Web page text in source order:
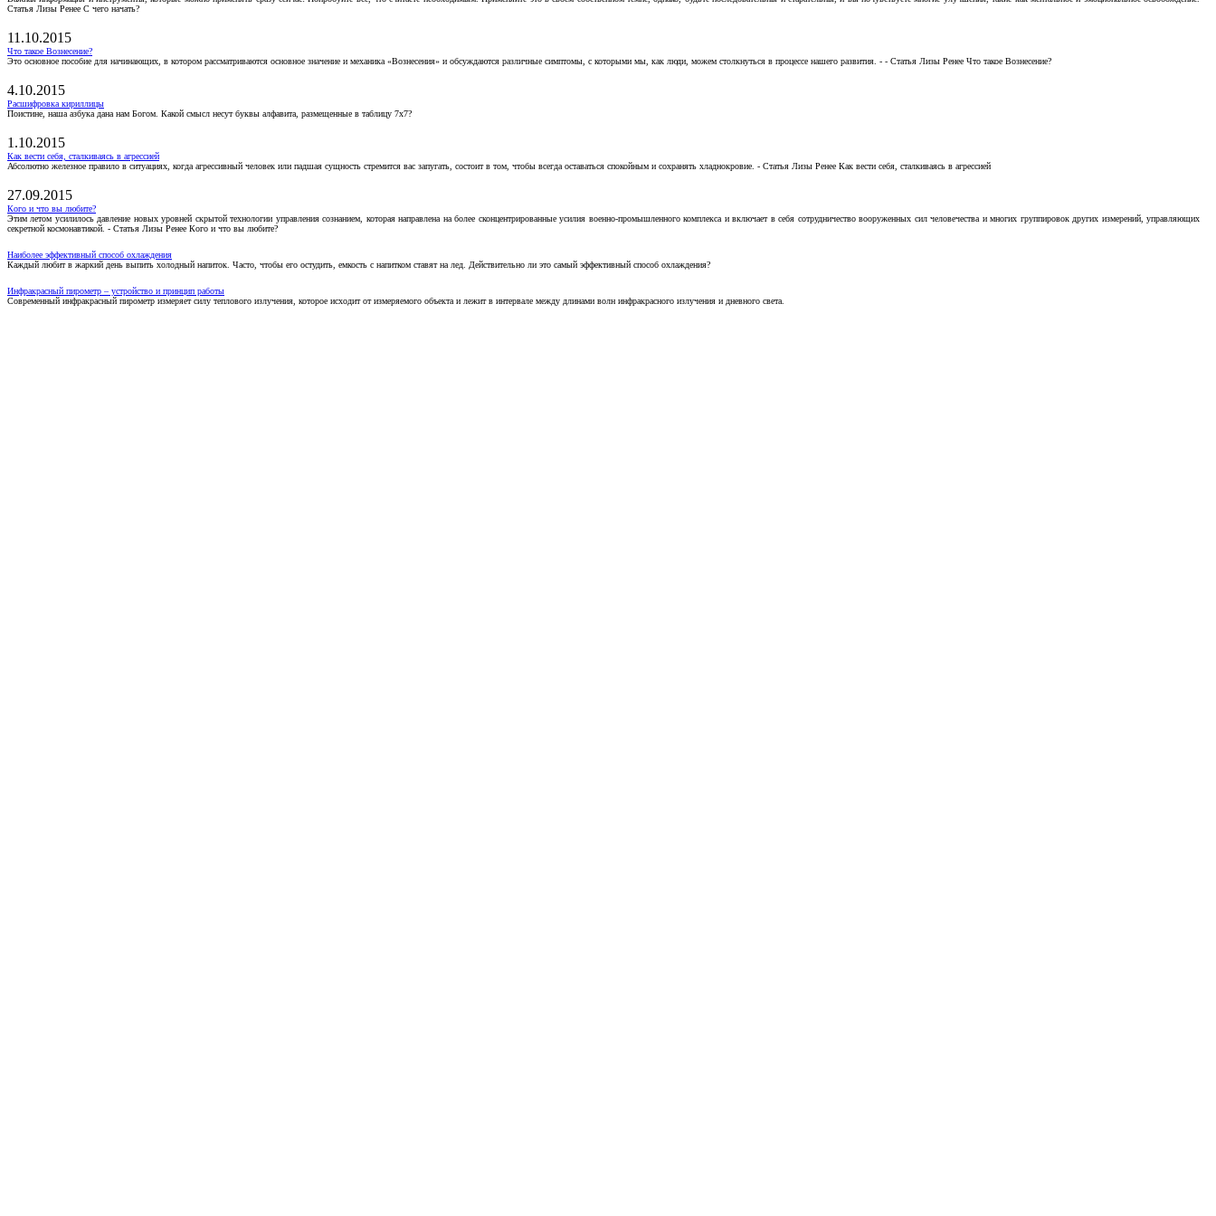
Статья Лизы Ренее С чего начать?
11.10.2015
Что такое Вознесение?
Это основное пособие для начинающих, в котором рассматриваются основное значение и механика «Вознесения» и обсуждаются различные симптомы, с которыми мы, как люди, можем столкнуться в процессе нашего развития. - - Статья Лизы Ренее Что такое Вознесение?
4.10.2015
Расшифровка кириллицы
Поистине, наша азбука дана нам Богом. Какой смысл несут буквы алфавита, размещенные в таблицу 7х7?
1.10.2015
Как вести себя, сталкиваясь в агрессией
Абсолютно железное правило в ситуациях, когда агрессивный человек или падшая сущность стремится вас запугать, состоит в том, чтобы всегда оставаться спокойным и сохранять хладнокровие. - Статья Лизы Ренее Как вести себя, сталкиваясь в агрессией
27.09.2015
Кого и что вы любите?
Этим летом усилилось давление новых уровней скрытой технологии управления сознанием, которая направлена на более сконцентрированные усилия военно-промышленного комплекса и включает в себя сотрудничество вооруженных сил человечества и многих группировок других измерений, управляющих
секретной космонавтикой. - Статья Лизы Ренее Кого и что вы любите?
Наиболее эффективный способ охлаждения
Каждый любит в жаркий день выпить холодный напиток. Часто, чтобы его остудить, емкость с напитком ставят на лед. Действительно ли это самый эффективный способ охлаждения?
Инфракрасный пирометр – устройство и принцип работы
Современный инфракрасный пирометр измеряет силу теплового излучения, которое исходит от измеряемого объекта и лежит в интервале между длинами волн инфракрасного излучения и дневного света.